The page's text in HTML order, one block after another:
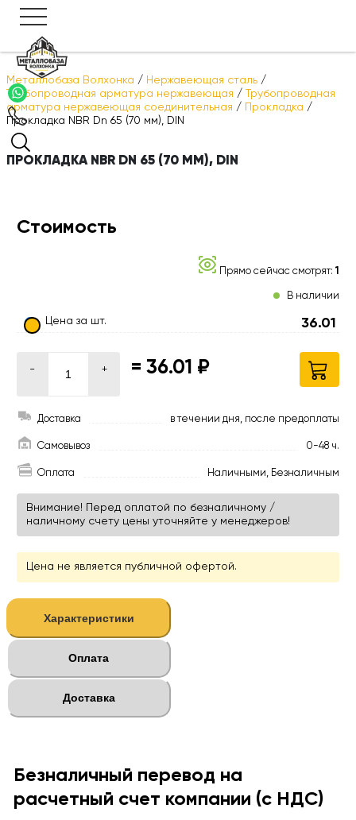
Металлобаза Волхонка / Нержавеющая сталь /
Трубопроводная арматура нержавеющая /
Трубопроводная
арматура нержавеющая соединительная / Прокладка /
Прокладка NBR Dn 65 (70 мм), DIN
ПРОКЛАДКА NBR DN 65 (70 ММ), DIN
Стоимость
Прямо сейчас смотрят:1
В наличии
Цена за шт. 36.01
- + = 36.01 ₽
Доставка в течении дня, после предоплаты
Самовывоз 0-48 ч.
Оплата Наличными, Безналичным
Внимание! Перед оплатой по безналичному /
наличному счету цены уточняйте у менеджеров!
Цена не является публичной офертой.
Характеристики
Оплата
Доставка
Безналичный перевод на
расчетный счет компании (с НДС)